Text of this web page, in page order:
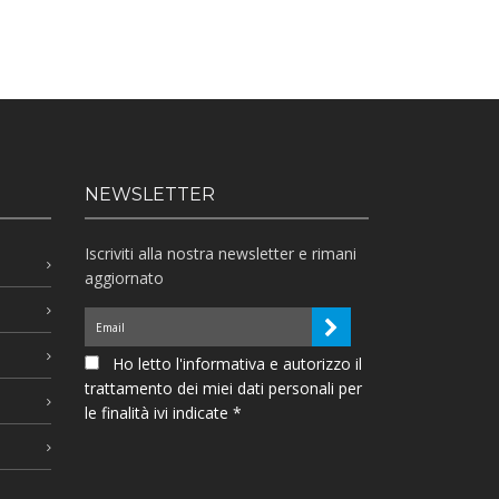
NEWSLETTER
Iscriviti alla nostra newsletter e rimani
aggiornato
Ho letto l'informativa e autorizzo il
trattamento dei miei dati personali per
le finalità ivi indicate *